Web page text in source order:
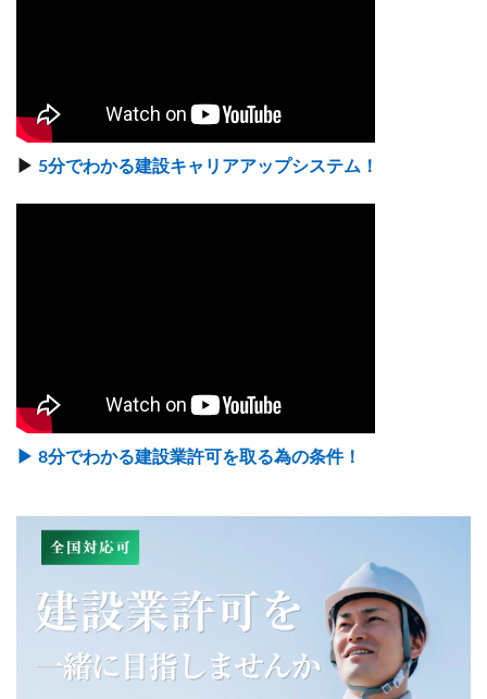
▶ 5分でわかる建設キャリアアップシステム！
▶ 8分でわかる建設業許可を取る為の条件！